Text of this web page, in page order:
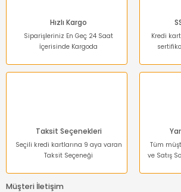
Hızlı Kargo
Siparişleriniz En Geç 24 Saat
İçerisinde Kargoda
Kredi
Taksit Seçenekleri
Seçili kredi kartlarına 9 aya varan
Taksit Seçeneği
Tüm
ve Satış
Müşteri İletişim